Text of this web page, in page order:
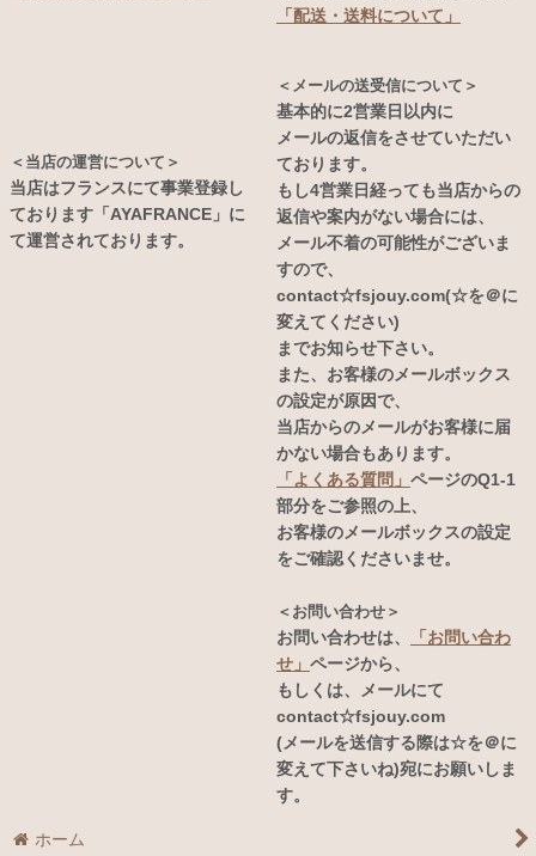
＜当店の運営について＞
当店はフランスにて事業登録し
ております「AYAFRANCE」に
て運営されております。
「配送・送料について」
＜メールの送受信について＞
基本的に2営業日以内に
メールの返信をさせていただい
ております。
もし4営業日経っても当店からの
返信や案内がない場合には、
メール不着の可能性がございま
すので、
contact☆fsjouy.com(☆を＠に
変えてください)
までお知らせ下さい。
また、お客様のメールボックス
の設定が原因で、
当店からのメールがお客様に届
かない場合もあります。
「よくある質問」 ページのQ1-1
部分をご参照の上、
お客様のメールボックスの設定
をご確認くださいませ。
＜お問い合わせ＞
お問い合わせは、
「お問い合わ
せ」 ページから、
もしくは、メールにて
contact☆fsjouy.com
(メールを送信する際は☆を＠に
変えて下さいね)宛にお願いしま
す。
ホーム